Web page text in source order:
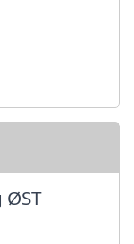
ØST